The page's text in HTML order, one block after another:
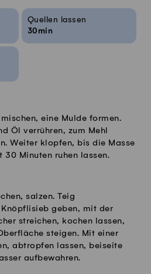
Quellen lassen
30min
eine Mulde formen.
Öl verrühren, zum Mehl
Weiter klopfen, bis die Masse
30 Minuten ruhen lassen.
salzen. Teig
geben, mit der
streichen, kochen lassen,
steigen. Mit einer
abtropfen lassen, beiseite
aufbewahren.